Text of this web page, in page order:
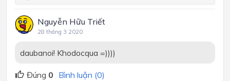
Nguyễn Hữu Triết
28 tháng 3 2020
daubanoi! Khodocqua =))))
Đúng 0 Bình luận (0)